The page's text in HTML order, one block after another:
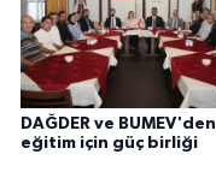
DAĞDER ve BUMEV'den
eğitim için güç birliği